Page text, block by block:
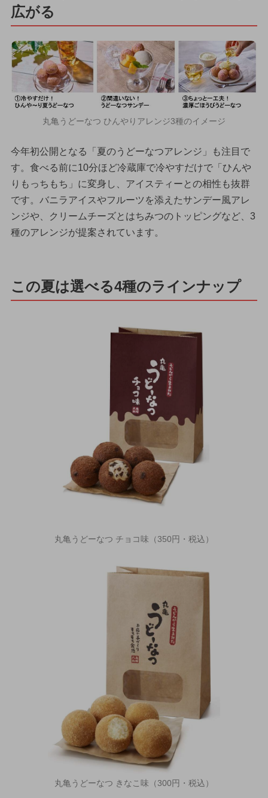
広がる
丸亀うどーなつ ひんやりアレンジ3種のイメージ
今年初公開となる「夏のうどーなつアレンジ」も注目で
す。食べる前に10分ほど冷蔵庫で冷やすだけで「ひんや
りもっちもち」に変身し、アイスティーとの相性も抜群
です。バニラアイスやフルーツを添えたサンデー風アレ
ンジや、クリームチーズとはちみつのトッピングなど、3
種のアレンジが提案されています。
この夏は選べる4種のラインナップ
丸亀うどーなつ チョコ味（350円・税込）
丸亀うどーなつ きなこ味（300円・税込）